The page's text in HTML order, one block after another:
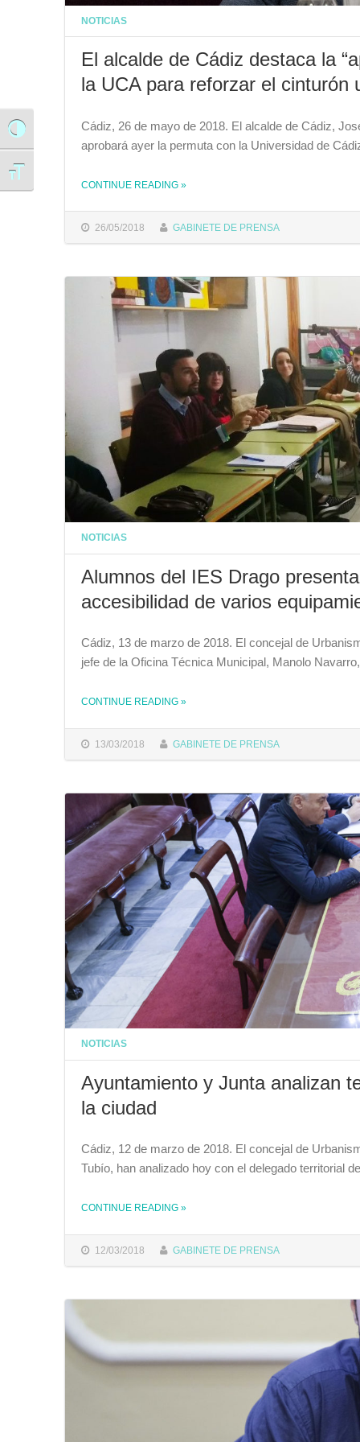
Alternar alto contraste
Alternar tamaño de letra
NOTICIAS
El alcalde de Cádiz destaca la
la UCA para reforzar el cinturón
26/05/2018 GABINETE DE PRENSA
Cádiz, 26 de mayo de 2018. El alcalde de Cádiz,
aprobará ayer la permuta con la Universidad de
CONTINUE READING »
NOTICIAS
Alumnos del IES Drago
accesibilidad de varios
13/03/2018 GABINETE DE PRENSA
Cádiz, 13 de marzo de 2018. El concejal de
jefe de la Oficina Técnica Municipal, Manolo
CONTINUE READING THE "ALUMNOS DEL IES DRAGO PRESENTAN AL EDIL DE URBANISMO UN ESTUDIO SOBRE LA ACCESIBILIDAD DE VARIOS EQUIPAMIENTOS"
»
NOTICIAS
Ayuntamiento y Junta analizan
la ciudad
12/03/2018 GABINETE DE PRENSA
Cádiz, 12 de marzo de 2018. El concejal de
Tubío, han analizado hoy con el delegado territorial
CONTINUE READING THE "AYUNTAMIENTO Y JUNTA ANALIZAN TEMAS PRIORITARIOS DE VIVIENDA Y URBANISMO PARA LA CIUDAD"
»